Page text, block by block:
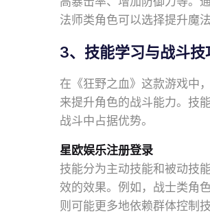
法师类角色可以选择提升魔
3、技能学习与战斗技
在《狂野之血》这款游戏中
来提升角色的战斗能力。技
战斗中占据优势。
星欧娱乐注册登录
技能分为主动技能和被动技
效的效果。例如，战士类角
则可能更多地依赖群体控制